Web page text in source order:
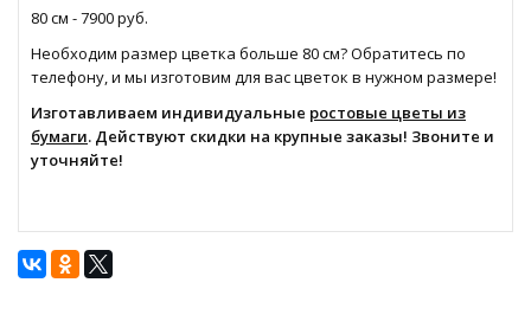
80 см - 7900 руб.
Необходим размер цветка больше 80 см? Обратитесь по
телефону, и мы изготовим для вас цветок в нужном размере!
Изготавливаем индивидуальные ростовые цветы из
бумаги. Действуют скидки на крупные заказы! Звоните и
уточняйте!